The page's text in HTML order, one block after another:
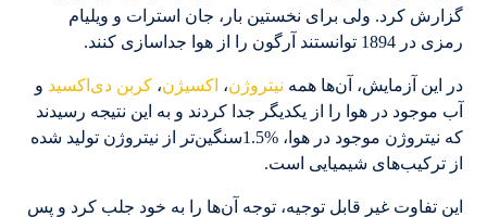
گزارش کرد. ولی برای نخستین بار، جان استرات و ویلیام
رمزی در 1894 توانستند آرگون را از هوا جداسازی کنند.
در این آزمایش، آن‌ها همه نیتروژن، اکسیژن،کربن دی‌اکسید و
آب موجود در هوا را از یکدیگر جدا کردند و به این نتیجه رسیدند
که نیتروژن موجود در هوا، %1.5سنگین‌تر از نیتروژن تولید شده
از ترکیب‌های شیمیایی است.
این تفاوت غیر قابل توجیه، توجه آن‌ها را به خود جلب کرد و پس